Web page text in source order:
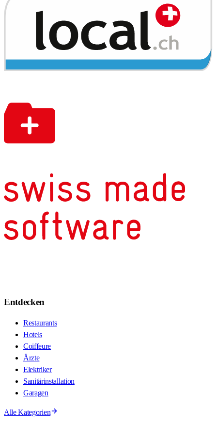
Entdecken
Restaurants
Hotels
Coiffeure
Ärzte
Elektriker
Sanitärinstallation
Garagen
Alle Kategorien